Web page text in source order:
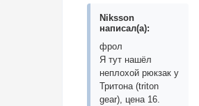
Niksson
написал(а):
фрол
Я тут нашёл
неплохой рюкзак у
Тритона (triton
gear), цена 16.